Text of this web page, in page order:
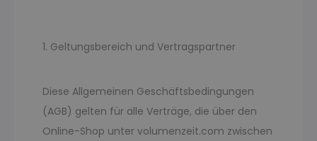
1. Geltungsbereich und Vertragspartner
Diese Allgemeinen Geschäftsbedingungen
(AGB) gelten für alle Verträge, die über den
Online-Shop unter volumenzeit.com zwischen